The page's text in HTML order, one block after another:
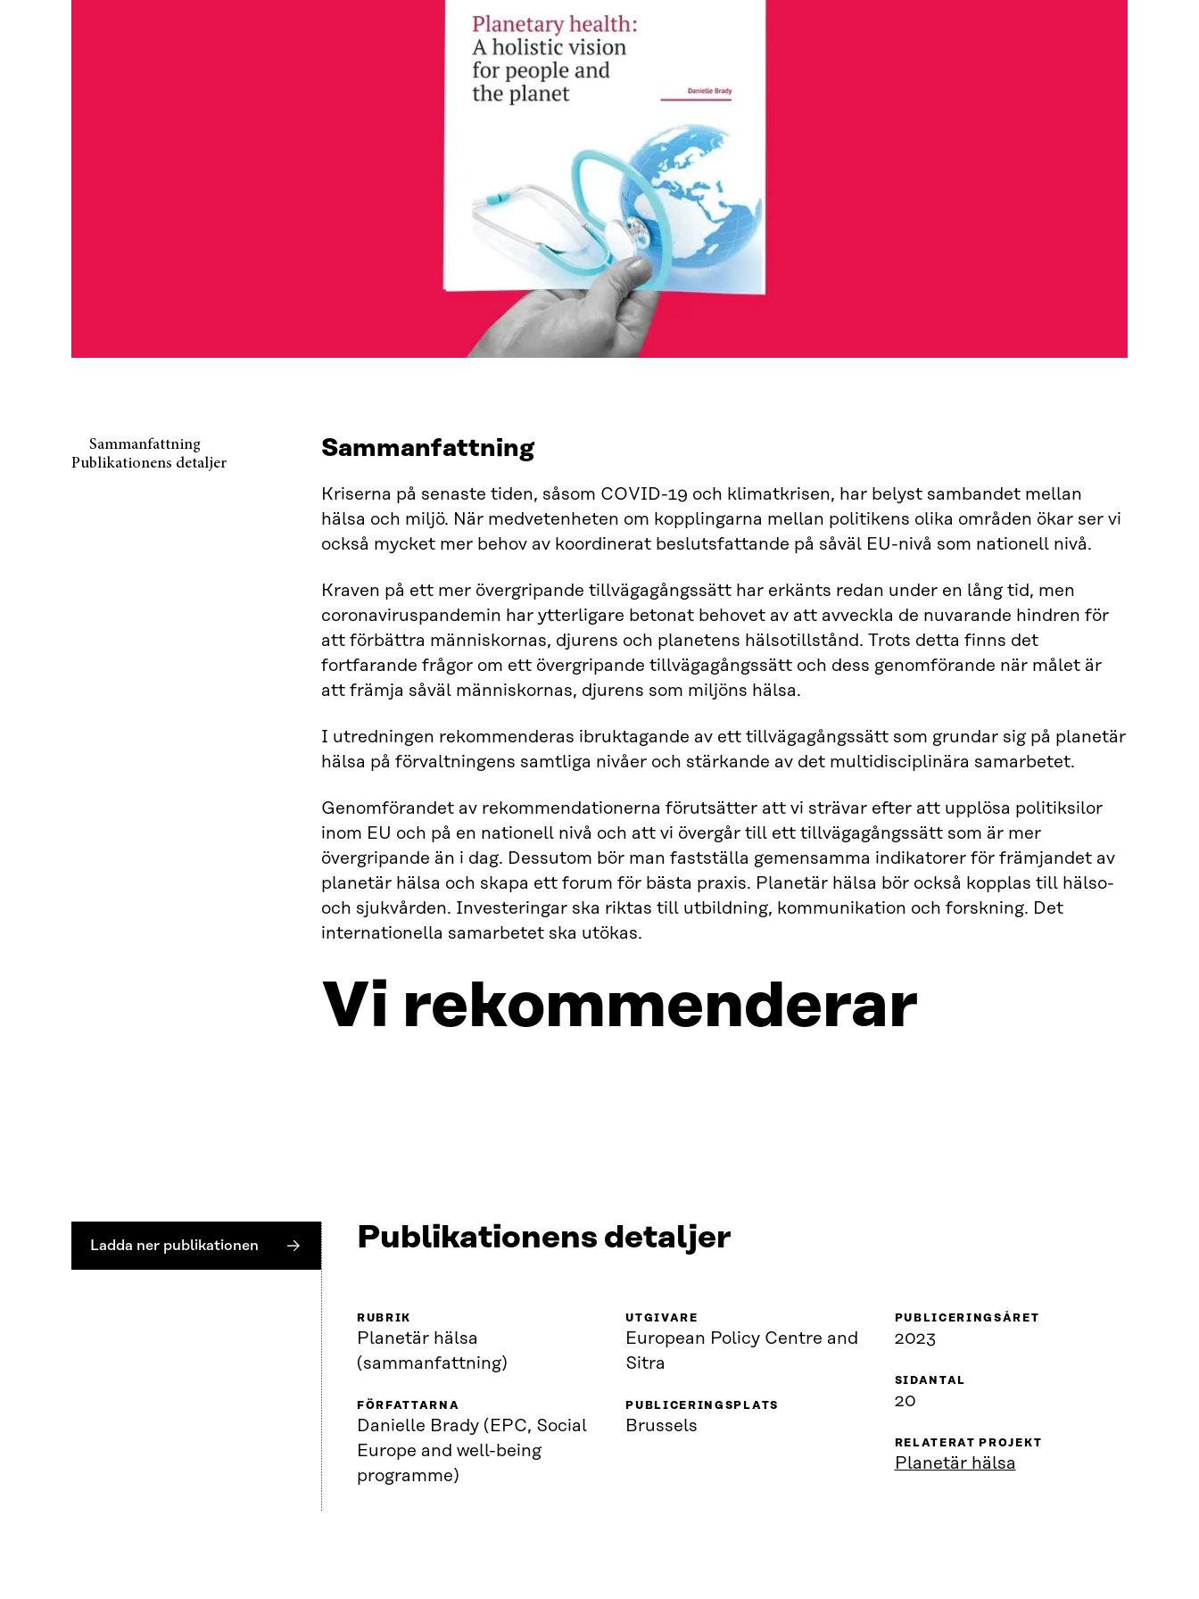
Sammanfattning
Publikationens detaljer
Sammanfattning
Kriserna på senaste tiden, såsom COVID-19 och klimatkrisen, har belyst sambandet mellan
hälsa och miljö. När medvetenheten om kopplingarna mellan politikens olika områden ökar ser vi
också mycket mer behov av koordinerat beslutsfattande på såväl EU-nivå som nationell nivå.
Kraven på ett mer övergripande tillvägagångssätt har erkänts redan under en lång tid, men
coronaviruspandemin har ytterligare betonat behovet av att avveckla de nuvarande hindren för
att förbättra människornas, djurens och planetens hälsotillstånd. Trots detta finns det
fortfarande frågor om ett övergripande tillvägagångssätt och dess genomförande när målet är
att främja såväl människornas, djurens som miljöns hälsa.
I utredningen rekommenderas ibruktagande av ett tillvägagångssätt som grundar sig på planetär
hälsa på förvaltningens samtliga nivåer och stärkande av det multidisciplinära samarbetet.
Genomförandet av rekommendationerna förutsätter att vi strävar efter att upplösa politiksilor
inom EU och på en nationell nivå och att vi övergår till ett tillvägagångssätt som är mer
övergripande än i dag. Dessutom bör man fastställa gemensamma indikatorer för främjandet av
planetär hälsa och skapa ett forum för bästa praxis. Planetär hälsa bör också kopplas till hälso-
och sjukvården. Investeringar ska riktas till utbildning, kommunikation och forskning. Det
internationella samarbetet ska utökas.
Vi rekommenderar
Ladda ner publikationen Publikationens detaljer
RUBRIK
Planetär hälsa
(sammanfattning)
FÖRFATTARNA
Danielle Brady (EPC, Social
Europe and well-being
programme)
UTGIVARE
European Policy Centre and
Sitra
PUBLICERINGSPLATS
Brussels
PUBLICERINGSÅRET
2023
SIDANTAL
20
RELATERAT PROJEKT
Planetär hälsa